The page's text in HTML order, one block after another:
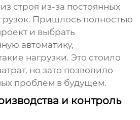
строя из-за постоянных
Пришлось полностью
и выбрать
автоматику,
нагрузки. Это стоило
но зато позволило
проблем в будущем.
и контроль